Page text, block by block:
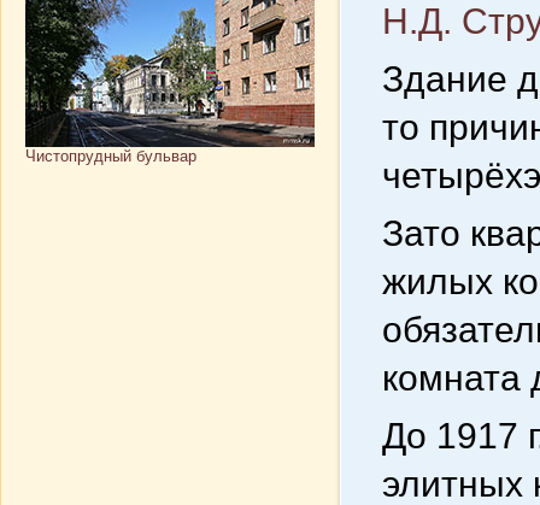
Чистопрудный бульвар
Н.Д.
Здание
то
Зато
жилых
комната
До 1917
элитных